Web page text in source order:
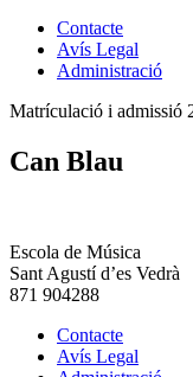
Contacte
Avís Legal
Administració
Matrículació i admissió
Can Blau
Escola de Música
Sant Agustí d’es Vedrà
871 904288
Contacte
Avís Legal